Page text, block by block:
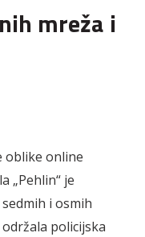
mreža i
oblike online
„Pehlin“ je
i osmih
policijska